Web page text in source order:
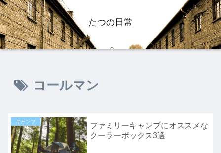
たつの日常
コールマン
キャンプ
ファミリーキャンプにオススメな
クーラーボックス3選